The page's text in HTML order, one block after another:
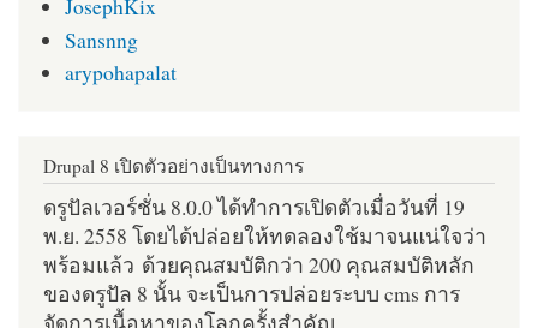
JosephKix
Sansnng
arypohapalat
Drupal 8 เปิดตัวอย่างเป็นทางการ
ดรูปัลเวอร์ชั่น 8.0.0 ได้ทำการเปิดตัวเมื่อวันที่ 19
พ.ย. 2558 โดยได้ปล่อยให้ทดลองใช้มาจนแน่ใจว่า
พร้อมแล้ว ด้วยคุณสมบัติกว่า 200 คุณสมบัติหลัก
ของดรูปัล 8 นั้น จะเป็นการปล่อยระบบ cms การ